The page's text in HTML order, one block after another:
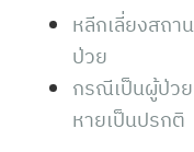
หลีกเลี่ยงสถ
ป่วย
กรณีเป็นผู้ป่วย
หายเป็นปรกติ